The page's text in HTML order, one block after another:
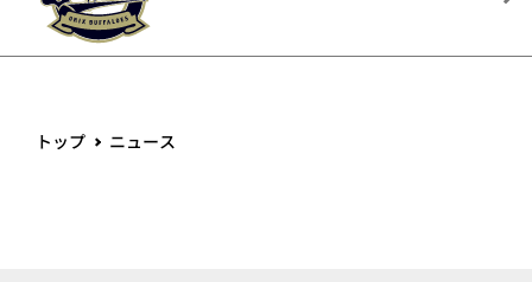
トップ ニュース